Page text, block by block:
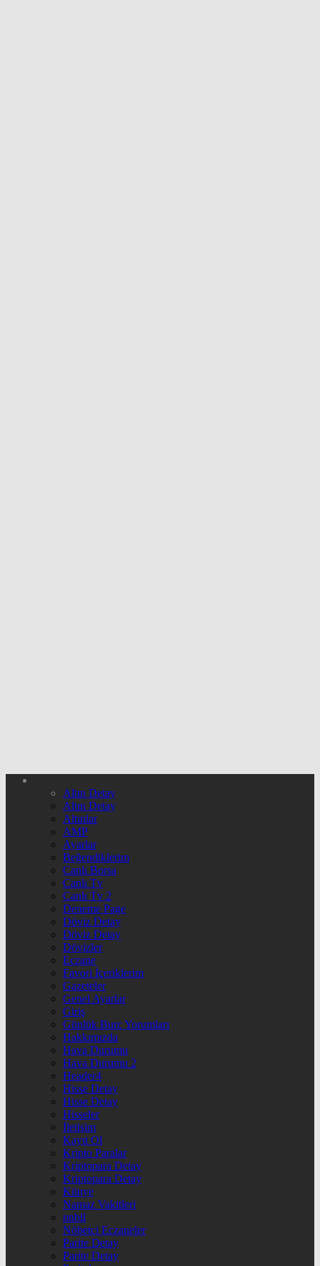
Altın Detay
Altın Detay
Altınlar
AMP
Ayarlar
Beğendiklerim
Canlı Borsa
Canlı Tv
Canlı Tv 2
Deneme Page
Döviz Detay
Döviz Detay
Dövizler
Eczane
Favori İçeriklerim
Gazeteler
Genel Ayarlar
Giriş
Günlük Burç Yorumları
Hakkımızda
Hava Durumu
Hava Durumu 2
Header4
Hisse Detay
Hisse Detay
Hisseler
İletişim
Kayıt Ol
Kripto Paralar
Kriptopara Detay
Kriptopara Detay
Künye
Namaz Vakitleri
nnbil
Nöbetçi Eczaneler
Parite Detay
Parite Detay